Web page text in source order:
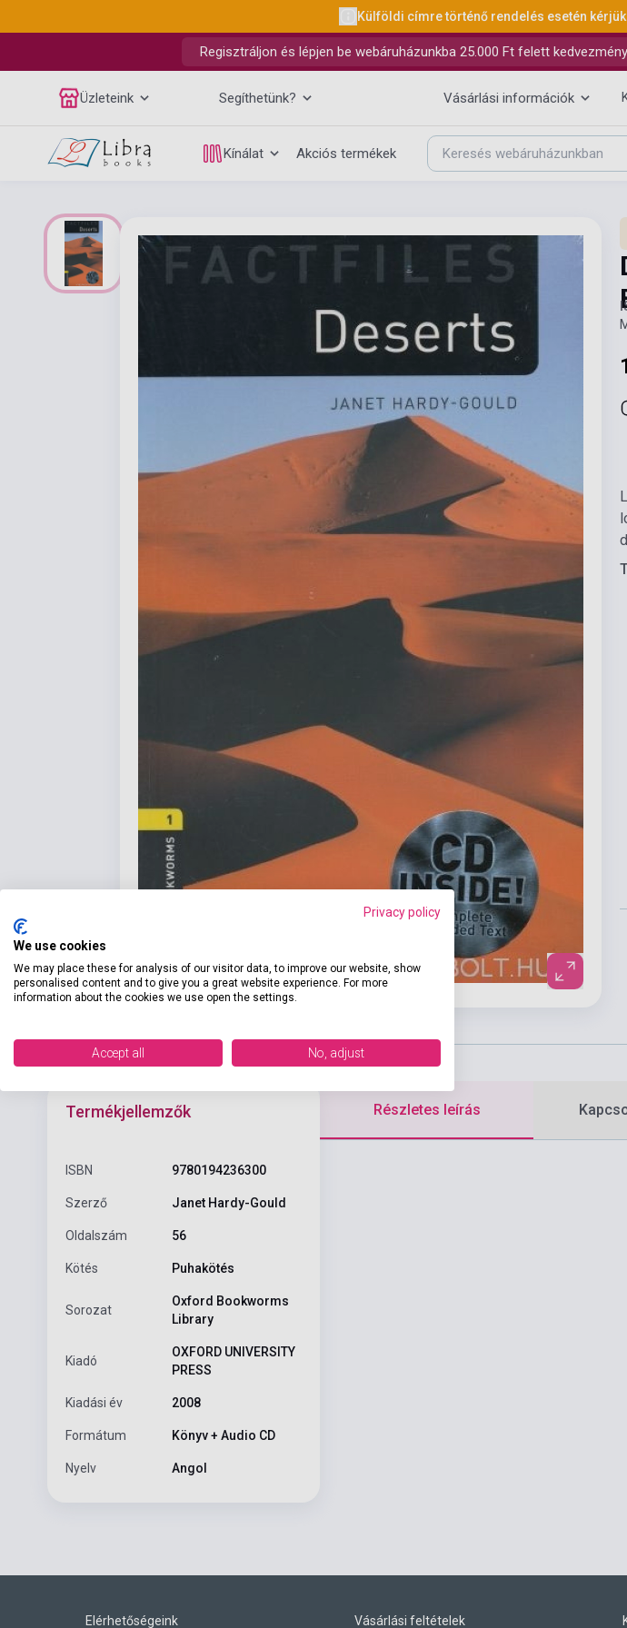
Külföldi címre történő rendelés esetén
Regisztráljon és lépjen be webáruházunkba 25.000 Ft felett
Üzleteink Segíthetünk? Vásárlási információk
Kínálat Akciós termékek
Termékjellemzők
ISBN 9780194236300
Szerző Janet Hardy-Gould
Oldalszám 56
Kötés Puhakötés
Sorozat
Oxford Bookworms
Library
Kiadó
OXFORD UNIVERSITY
PRESS
Kiadási év 2008
Formátum Könyv + Audio CD
Nyelv Angol
Részletes leírás
Elérhetőségeink Vásárlási feltételek
Privacy policy
We use cookies
We may place these for analysis of our visitor data, to improve our website, show
personalised content and to give you a great website experience. For more
information about the cookies we use open the settings.
Accept all No, adjust